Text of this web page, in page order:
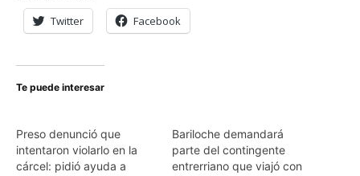
Twitter Facebook
Te puede interesar
Preso denunció que
intentaron violarlo en la
cárcel: pidió ayuda a
Bariloche demandará
parte del contingente
entrerriano que viajó con